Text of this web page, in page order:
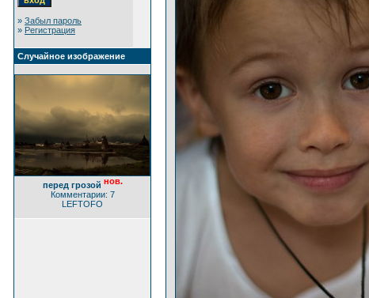
» Забыл пароль
» Регистрация
Случайное изображение
перед грозой нов.
Комментарии: 7
LEFTOFO